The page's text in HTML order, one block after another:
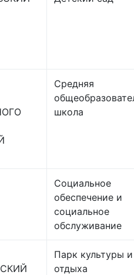
Средняя
школа
Социальное
обеспечение и
социальное
обслуживание
Парк культуры и
отдыха